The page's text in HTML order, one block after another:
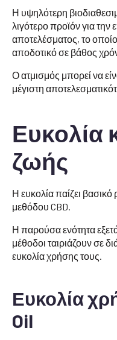
Η υψηλότερη
λιγότερο προϊόν για την
αποτελέσματος, το
αποδοτικό σε βάθος
Ο ατμισμός μπορεί να
μέγιστη
Ευκολία
ζωής
Η ευκολία παίζει
μεθόδου CBD.
Η παρούσα ενότητα
μέθοδοι ταιριάζουν σε
ευκολία χρήσης τους.
Ευκολία
Oil